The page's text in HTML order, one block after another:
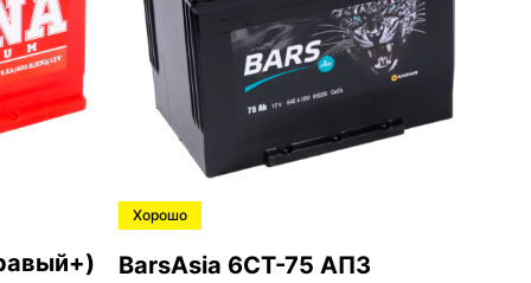
Хорошо
BarsAsia 6СТ-75 АПЗ